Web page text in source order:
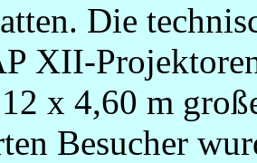
Die
XII-
x 4,60 m
Besucher